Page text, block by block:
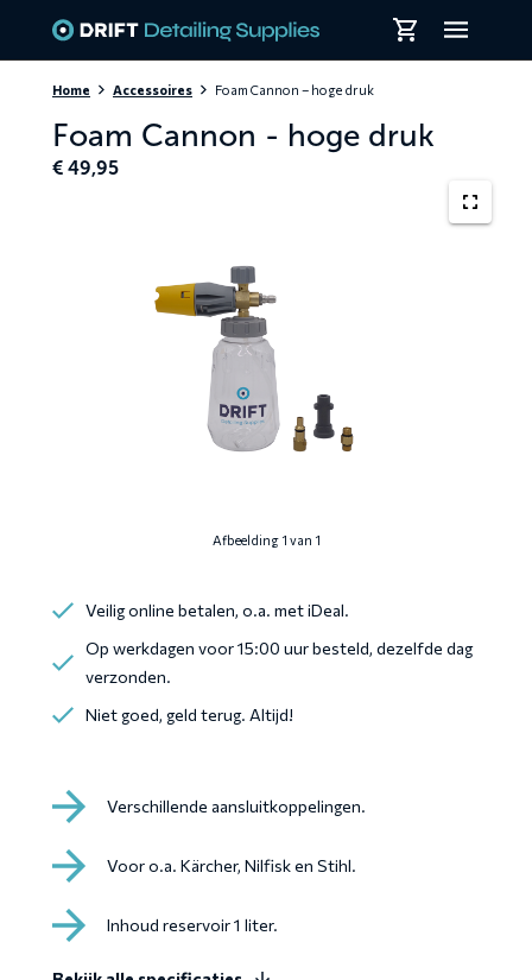
Home Accessoires Foam Cannon – hoge druk
Foam Cannon - hoge druk
€ 49,95
Afbeelding 1 van 1
Veilig online betalen, o.a. met iDeal.
Op werkdagen voor 15:00 uur besteld, dezelfde dag
verzonden.
Niet goed, geld terug. Altijd!
Verschillende aansluitkoppelingen.
Voor o.a. Kärcher, Nilfisk en Stihl.
Inhoud reservoir 1 liter.